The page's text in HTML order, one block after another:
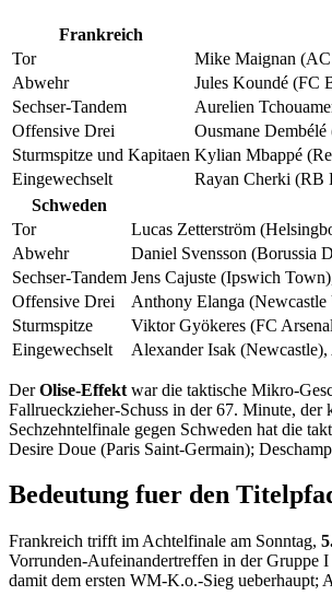
Frankreich
Tor
Mike Maignan
Abwehr
Jules Koundé (FC
Sechser-Tandem
Aurelien
Offensive Drei
Ousmane
Sturmspitze und Kapitaen Kylian Mbappé
Eingewechselt
Rayan Cherki (RB
Schweden
Tor
Lucas Zetterström
Abwehr
Daniel Svensson (Borussia
Sechser-Tandem Jens Cajuste (Ipswich
Offensive Drei
Anthony Elanga
Sturmspitze
Viktor Gyökeres (FC
Eingewechselt
Alexander Isak
DerOlise-Effekt war die taktische Mikro-
Fallrueckzieher-Schuss in der 67. Minute,
Sechzehntelfinale gegen Schweden hat die
Desire Doue (Paris Saint-Germain);
Bedeutung fuer den
Frankreich trifft im Achtelfinale am Sonntag,
Vorrunden-Aufeinandertreffen in der Gruppe
damit dem ersten WM-K.o.-Sieg ueberhaupt;